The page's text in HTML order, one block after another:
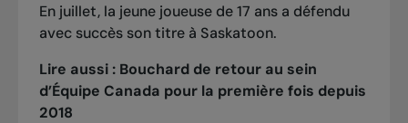
En juillet, la jeune joueuse de 17 ans a défendu
avec succès son titre à Saskatoon.
Lire aussi : Bouchard de retour au sein
d’Équipe Canada pour la première fois depuis
2018